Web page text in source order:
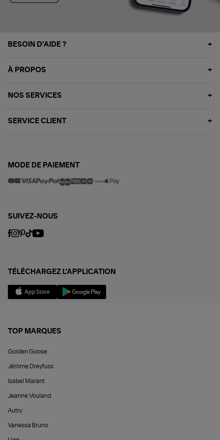
BESOIN D'AIDE ?
À PROPOS
NOS SERVICES
SERVICE CLIENT
MODE DE PAIEMENT
SUIVEZ-NOUS
TÉLÉCHARGEZ L'APPLICATION
TOP MARQUES
Golden Goose
Jérôme Dreyfuss
Isabel Marant
Jeanne Vouland
Autry
Vanessa Bruno